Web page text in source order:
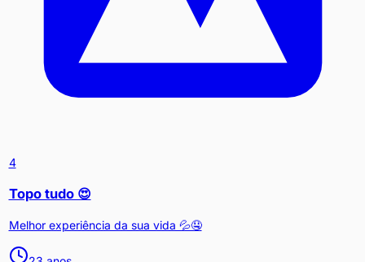
4
Topo tudo 😍
Melhor experiência da sua vida 💦🤤